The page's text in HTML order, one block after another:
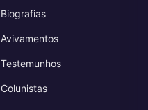
Biografias
Avivamentos
Testemunhos
Colunistas